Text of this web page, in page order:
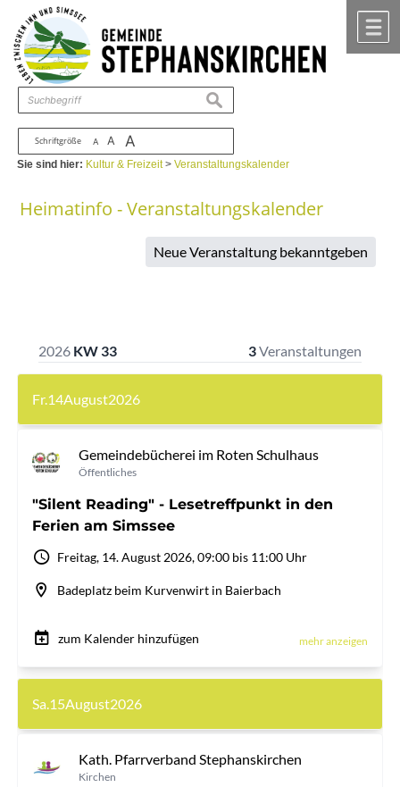
Zum Inhalt ,zur Navigation
Schriftgröße A A A
suchen
Sie sind hier: Kultur & Freizeit>Veranstaltungskalender
Heimatinfo - Veranstaltungskalender